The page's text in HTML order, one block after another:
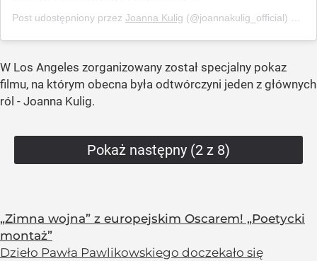
Post udostępniony przez Joanna Kulig (@joannakulig_official)
W Los Angeles zorganizowany został specjalny pokaz
filmu, na którym obecna była odtwórczyni jeden z głównych
ról - Joanna Kulig.
Pokaż następny (2 z 8)
„Zimna wojna” z europejskim Oscarem! „Poetycki
montaż”
Dzieło Pawła Pawlikowskiego doczekało się